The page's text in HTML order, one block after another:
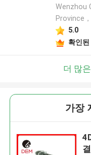
Wenzhou
Province
5.0
확인
더 많
가장